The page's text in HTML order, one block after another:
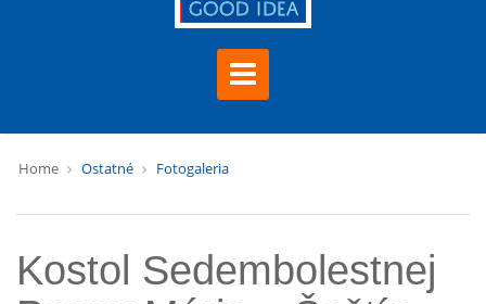
Home Ostatné Fotogaleria
Kostol Sedembolestnej